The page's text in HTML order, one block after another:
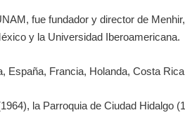
fue fundador y director de
y la Universidad Iberoamericana.
Francia, Holanda, Costa
la Parroquia de Ciudad Hidalgo